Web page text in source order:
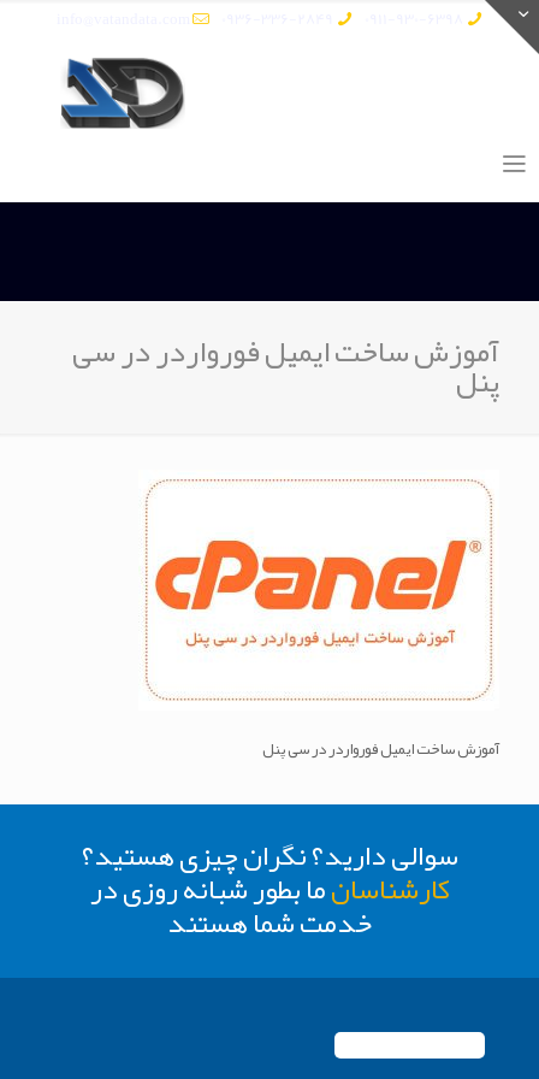
آموزش ساخت ایمیل فورواردر در سی
پنل
آموزش ساخت ایمیل فورواردر در سی پنل
سوالی دارید؟ نگران چیزی هستید؟
کارشناسانما بطور شبانه روزی در
خدمت شما هستند